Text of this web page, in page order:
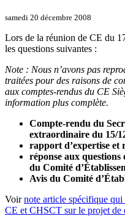
samedi 20 décembre 2008
Lors de la réunion de CE du
les questions suivantes :
Note : Nous n’avons pas
traitées pour des raisons de
aux comptes-rendus du CE
information plus complète.
Compte-rendu du
extraordinaire du 15/
rapport d’expertise et
réponse aux questions
du Comité
Avis du Comité
Voirnote article spécifique qui
CE et CHSCT sur le projet de